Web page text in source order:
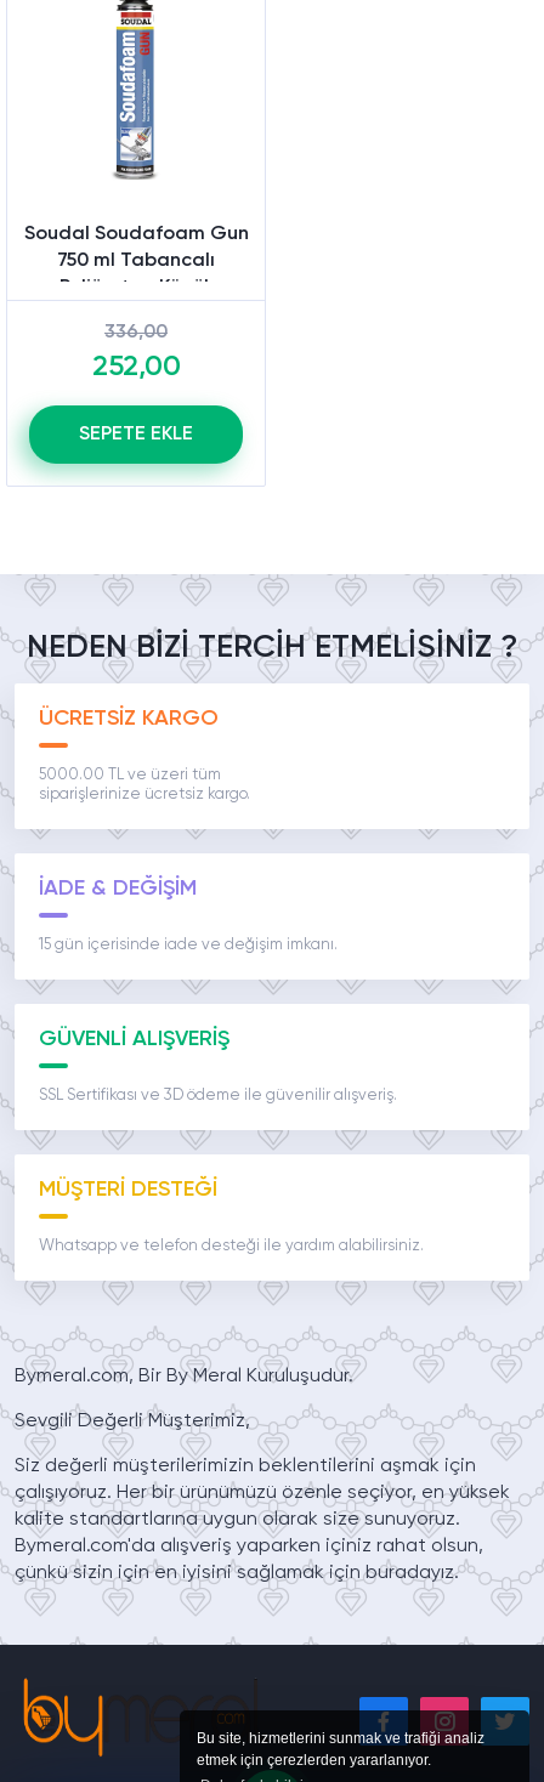
Bu site, hizmetlerini sunmak ve trafiği analiz
etmek için çerezlerden yararlanıyor.
Soudal Soudafoam Gun
750 ml Tabancalı
Poliüretan Köpük
336,00
252,00
SEPETE EKLE
NEDEN BİZİ TERCİH ETMELİSİNİZ ?
ÜCRETSİZ KARGO
5000.00 TL ve üzeri tüm
siparişlerinize ücretsiz kargo.
İADE & DEĞİŞİM
15 gün içerisinde iade ve değişim imkanı.
GÜVENLİ ALIŞVERİŞ
SSL Sertifikası ve 3D ödeme ile güvenilir alışveriş.
MÜŞTERİ DESTEĞİ
Whatsapp ve telefon desteği ile yardım alabilirsiniz.
Bymeral.com, Bir By Meral Kuruluşudur.
Sevgili Değerli Müşterimiz,
Siz değerli müşterilerimizin beklentilerini aşmak için
çalışıyoruz. Her bir ürünümüzü özenle seçiyor, en yüksek
kalite standartlarına uygun olarak size sunuyoruz.
Bymeral.com'da alışveriş yaparken içiniz rahat olsun,
çünkü sizin için en iyisini sağlamak için buradayız.